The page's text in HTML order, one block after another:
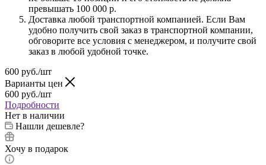
превышать 100 000 р.
Доставка любой транспортной компанией. Если Вам
удобно получить свой заказ в транспортной компании,
обговорите все условия с менеджером, и получите свой
заказ в любой удобной точке.
600 руб./шт
Варианты цен
600 руб./шт
Подробности
Нет в наличии
Нашли дешевле?
Хочу в подарок